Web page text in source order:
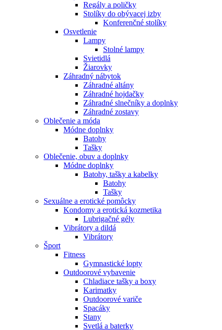
Regály a poličky
Stolíky do obývacej izby
Konferenčné stolíky
Osvetlenie
Lampy
Stolné lampy
Svietidlá
Žiarovky
Záhradný nábytok
Záhradné altány
Záhradné hojdačky
Záhradné slnečníky a doplnky
Záhradné zostavy
Oblečenie a móda
Módne doplnky
Batohy
Tašky
Oblečenie, obuv a doplnky
Módne doplnky
Batohy, tašky a kabelky
Batohy
Tašky
Sexuálne a erotické pomôcky
Kondomy a erotická kozmetika
Lubrigačné gély
Vibrátory a dildá
Vibrátory
Šport
Fitness
Gymnastické lopty
Outdoorové vybavenie
Chladiace tašky a boxy
Karimatky
Outdoorové variče
Spacáky
Stany
Svetlá a baterky